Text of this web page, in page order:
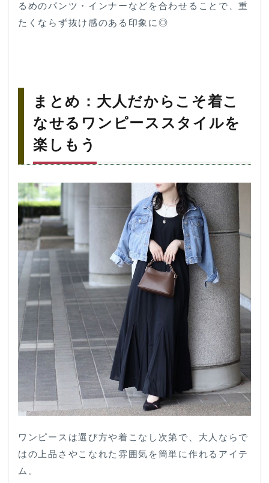
るめのパンツ・インナーなどを合わせることで、重
たくならず抜け感のある印象に◎
まとめ：大人だからこそ着こ
なせるワンピーススタイルを
楽しもう
ワンピースは選び方や着こなし次第で、大人ならで
はの上品さやこなれた雰囲気を簡単に作れるアイテ
ム。